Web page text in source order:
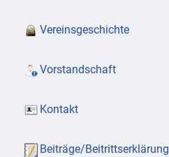
Vereinsgeschichte
Vorstandschaft
Kontakt
Beiträge/Beitrittserklärung